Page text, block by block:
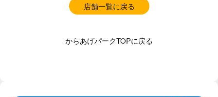
店舗一覧に戻る
からあげパークTOPに戻る